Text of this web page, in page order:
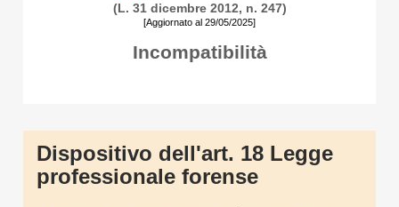
(L. 31 dicembre 2012, n. 247)
[Aggiornato al 29/05/2025]
Incompatibilità
Dispositivo dell'art. 18 Legge
professionale forense